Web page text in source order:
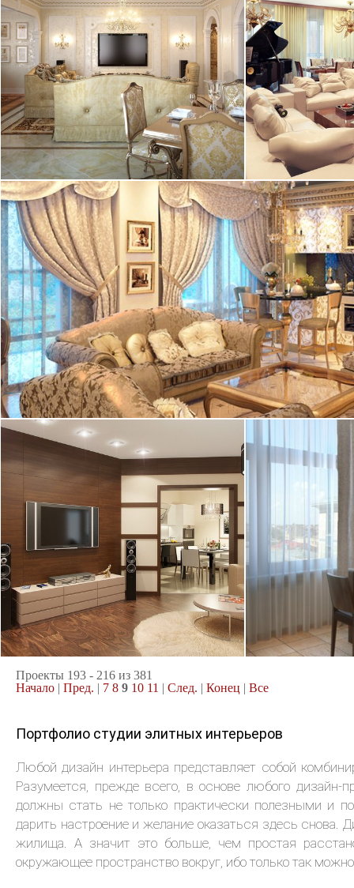
Элитный интерьер квартиры
выполнен в классическом стиле.
Отдельного внимания ...
квартира, 200 м
02.03.2011
квартира, 140
24.02.2011
квартира, 99 м2
23.12.2010
квартира, 93 м2
10.12.2010
квартира, 109
24.11.2010
Проекты 193 - 216 из 381
Начало | Пред. | 7 8 9 10 11 | След. | Конец | Все
Портфолио студии элитных интерьеров
Любой дизайн интерьера представляет собой
Разумеется, прежде всего, в основе любого дизайн-
должны стать не только практически полезными и
дарить настроение и желание оказаться здесь снова.
жилища. А значит это больше, чем простая
окружающее пространство вокруг, ибо только так